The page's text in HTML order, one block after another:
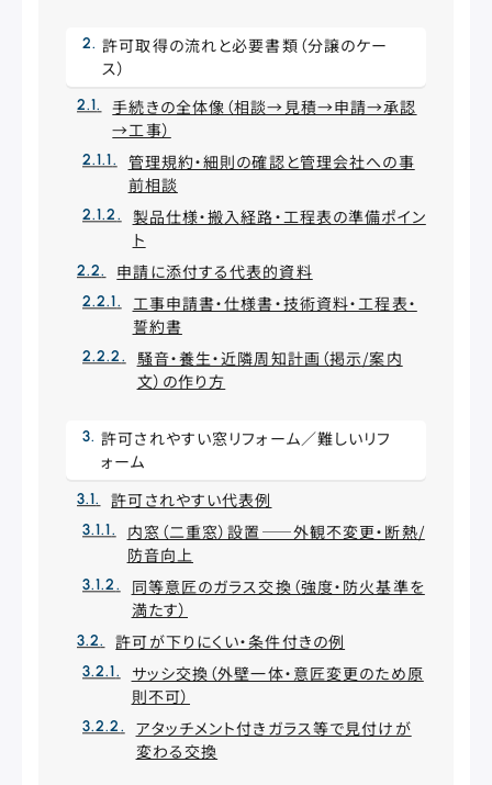
許可取得の流れと必要書類（分譲のケー
ス）
手続きの全体像（相談→見積→申請→承認
→工事）
管理規約・細則の確認と管理会社への事
前相談
製品仕様・搬入経路・工程表の準備ポイン
ト
申請に添付する代表的資料
工事申請書・仕様書・技術資料・工程表・
誓約書
騒音・養生・近隣周知計画（掲示/案内
文）の作り方
許可されやすい窓リフォーム／難しいリフ
ォーム
許可されやすい代表例
内窓（二重窓）設置——外観不変更・断熱/
防音向上
同等意匠のガラス交換（強度・防火基準を
満たす）
許可が下りにくい・条件付きの例
サッシ交換（外壁一体・意匠変更のため原
則不可）
アタッチメント付きガラス等で見付けが
変わる交換